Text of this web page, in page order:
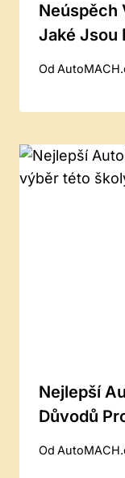
Neúspěch
Jaké Jsou
Od
Nejlepší
Důvodů
Od